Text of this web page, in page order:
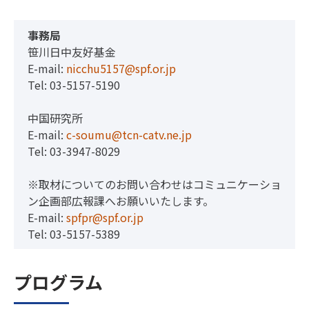
事務局
笹川日中友好基金
E-mail: nicchu5157@spf.or.jp
Tel: 03-5157-5190
中国研究所
E-mail: c-soumu@tcn-catv.ne.jp
Tel: 03-3947-8029
※取材についてのお問い合わせはコミュニケーショ
ン企画部広報課へお願いいたします。
E-mail: spfpr@spf.or.jp
Tel: 03-5157-5389
プログラム